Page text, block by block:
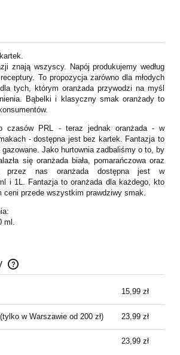
znają wszyscy. Napój produkujemy według
To propozycja zarówno dla młodych
tych, którym oranżada przywodzi na myśl
Bąbelki i klasyczny smak oranżady to
czasów PRL - teraz jednak oranżada - w
- dostępna jest bez kartek. Fantazja to
gazowane. Jako hurtownia zadbaliśmy o to, by
się oranżada biała, pomarańczowa oraz
przez nas oranżada dostępna jest w
i 1L. Fantazja to oranżada dla każdego, kto
ceni przede wszystkim prawdziwy smak.
kosztów płatności
15,99 zł
w Warszawie od 200 zł) 23,99 zł
23,99 zł